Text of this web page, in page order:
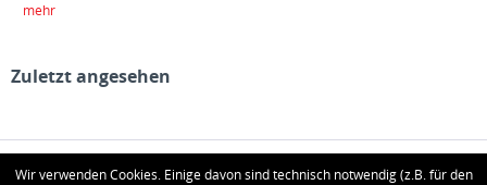
mehr
Zuletzt angesehen
Wir verwenden Cookies. Einige davon sind technisch notwendig (z.B. für den